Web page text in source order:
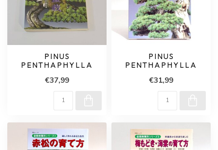
PINUS
PENTHAPHYLLA
€37,99
PINUS
PENTHAPHYLLA
€31,99